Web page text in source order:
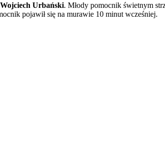
Wojciech Urbański. Młody pomocnik świetnym
pojawił się na murawie 10 minut wcześniej.